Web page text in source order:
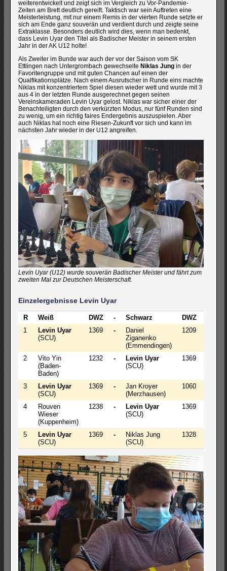
weiterentwickelt und zeigt sich im Vergleich zu Vor-Pandemie-
Zeiten am Brett deutlich gereift. Taktisch war sein Auftreten eine
Meisterleistung, mit nur einem Remis in der vierten Runde setzte er
sich am Ende ganz souverän und verdient durch und zeigte seine
Extraklasse. Besonders deutlich wird dies, wenn man bedenkt,
dass Levin Uyar den Titel als Badischer Meister in seinem ersten
Jahr in der AK U12 holte!
Als Zweiter im Bunde war auch der vor der Saison vom SK
Ettlingen nach Untergrombach gewechselte Niklas Jung in der
Favoritengruppe und mit guten Chancen auf einen der
Qualfikationsplätze. Nach einem Ausrutscher in Runde eins machte
Niklas mit konzentriertem Spiel diesen wieder wett und wurde mit 3
aus 4 in der letzten Runde ausgerechnet gegen seinen
Vereinskameraden Levin Uyar gelost. Niklas war sicher einer der
Benachteiligten durch den verkürzten Modus, nur fünf Runden sind
zu wenig, um ein richtig faires Endergebnis auszuspielen. Aber
auch Niklas hat noch eine Riesen-Zukunft vor sich und kann im
nächsten Jahr wieder in der U12 angreifen.
Levin Uyar (U12) wurde souverän Badischer Meister und fährt zum
zweiten Mal zur Deutschen Meisterschaft.
Einzelergebnisse Levin Uyar
R Weiß DWZ - Schwarz DWZ
1
Levin Uyar
(SCU)
1369 -
Daniel
Ziganenko
(Emmendingen)
1209
2
Vito Yin
(Baden-
Baden)
1232 -
Levin Uyar
(SCU)
1369
3
Levin Uyar
(SCU)
1369 -
Jan Kroyer
(Merzhausen)
1060
4
Rouven
Wieser
(Kuppenheim)
1238 -
Levin Uyar
(SCU)
1369
5
Levin Uyar
(SCU)
1369 -
Niklas Jung
(SCU)
1328